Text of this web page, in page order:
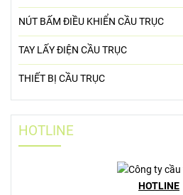
NÚT BẤM ĐIỀU KHIỂN CẦU TRỤC
TAY LẤY ĐIỆN CẦU TRỤC
THIẾT BỊ CẦU TRỤC
HOTLINE
HOTLINE